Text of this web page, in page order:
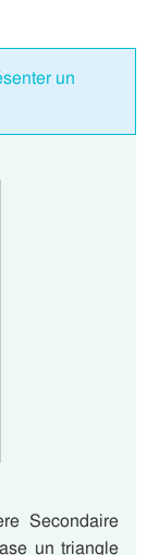
un
Secondaire
un triangle